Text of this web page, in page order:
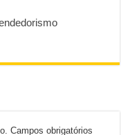
Campos obrigatórios